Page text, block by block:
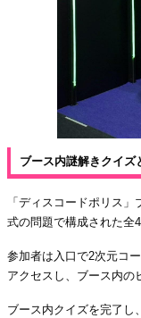
ブース内謎解きクイズ
「ディスコードポリス
式の問題で構成された全
参加者は入口で2次元コ
アクセスし、ブース内の
ブース内クイズを完了し